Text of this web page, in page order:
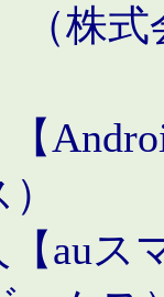
（株
auス